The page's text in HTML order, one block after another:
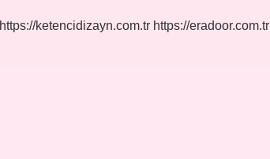
https://ketencidizayn.com.tr https://eradoor.com.tr